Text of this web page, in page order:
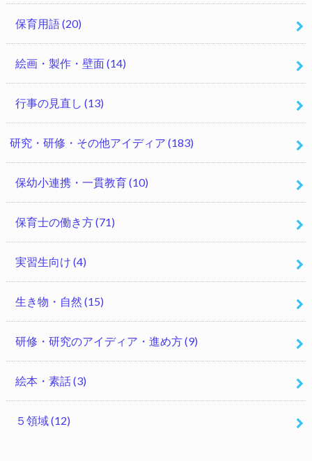
保育用語(20)
絵画・製作・壁面(14)
行事の見直し (13)
研究・研修・その他アイディア (183)
保幼小連携・一貫教育(10)
保育士の働き方(71)
実習生向け (4)
生き物・自然 (15)
研修・研究のアイディア・進め方(9)
絵本・素話(3)
５領域(12)